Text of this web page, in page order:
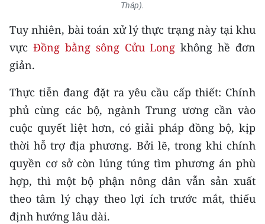
54 DÂN TỘC VIỆT NAM
CHƯƠNG TRÌNH OCOP - MỖI XÃ
MỘT SẢN PHẨM
RADIO
MEDIA CENTER
E-Magazine
Video
Tháp).
Tuy nhiên, bài toán xử lý thực trạng này tại khu
vực Đồng bằng sông Cửu Long không hề đơn
giản.
Thực tiễn đang đặt ra yêu cầu cấp thiết: Chính
phủ cùng các bộ, ngành Trung ương cần vào
cuộc quyết liệt hơn, có giải pháp đồng bộ, kịp
thời hỗ trợ địa phương. Bởi lẽ, trong khi chính
quyền cơ sở còn lúng túng tìm phương án phù
hợp, thì một bộ phận nông dân vẫn sản xuất
theo tâm lý chạy theo lợi ích trước mắt, thiếu
định hướng lâu dài.